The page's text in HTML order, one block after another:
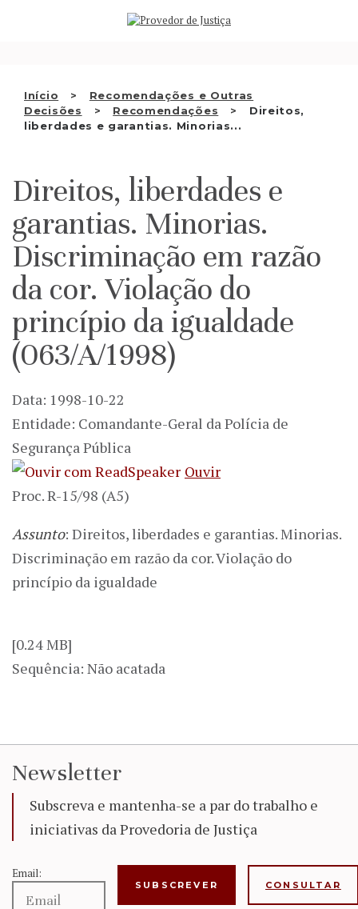
Início
Recomendações e Outras
Decisões
Recomendações
Direitos,
liberdades e garantias. Minorias...
QUEM SOMOS
RECOMENDAÇÕES E OUTRAS
DECISÕES
APRESENTAR QUEIXA
PT
Direitos, liberdades e
garantias. Minorias.
Discriminação em razão
da cor. Violação do
princípio da igualdade
(063/A/1998)
Data: 1998-10-22
Entidade: Comandante-Geral da Polícia de
Segurança Pública
Ouvir
Proc. R-15/98 (A5)
Assunto: Direitos, liberdades e garantias. Minorias.
Discriminação em razão da cor. Violação do
princípio da igualdade
[0.24 MB]
Sequência: Não acatada
Newsletter
Subscreva e mantenha-se a par do trabalho e
iniciativas da Provedoria de Justiça
Email:
CONSULTAR